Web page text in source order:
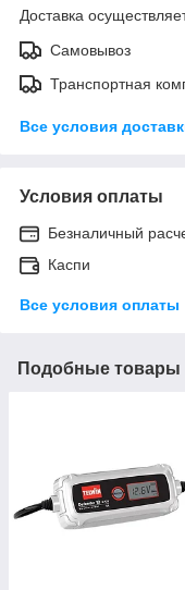
Доставка
Самовывоз
Транспортная
Все условия
Условия оплаты
Безналичный
Каспи
Все условия оплаты
Подобные товары